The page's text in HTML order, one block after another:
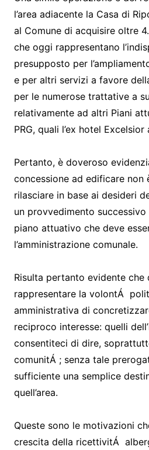
l’area adiacente la Casa di
al Comune di acquisire oltre
che oggi rappresentano
presupposto per
e per altri servizi a favore
per le numerose trattative a
relativamente ad altri Piani
PRG, quali l’ex hotel
Pertanto, è doveroso
concessione ad edificare non
rilasciare in base ai desideri
un provvedimento successivo
piano attuativo che deve
l’amministrazione comunale.
Risulta pertanto evidente
rappresentare la volontÁ
amministrativa di
reciproco interesse: quelli
consentiteci di dire,
comunitÁ ; senza tale
sufficiente una semplice
quell’area.
Queste sono le motivazioni
crescita della ricettivitÁ